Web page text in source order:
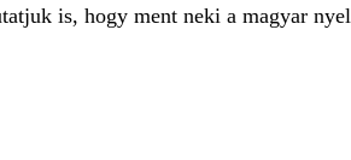
is, hogy ment neki a magyar